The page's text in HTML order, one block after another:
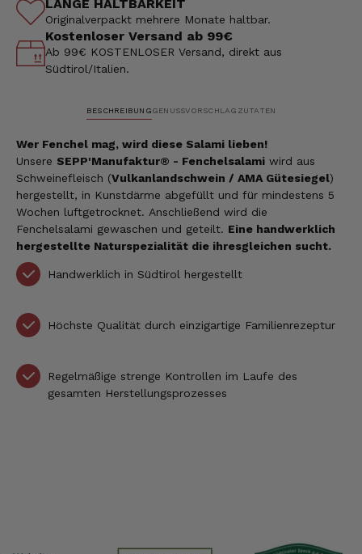
LANGE HALTBARKEIT
Originalverpackt mehrere Monate haltbar.
Kostenloser Versand ab 99€
Ab 99€ KOSTENLOSER Versand, direkt aus
Südtirol/Italien.
BESCHREIBUNGGENUSSVORSCHLAG ZUTATEN
Wer Fenchel mag, wird diese Salami lieben!
Unsere SEPP'Manufaktur® - Fenchelsalami wird aus
Schweinefleisch (Vulkanlandschwein / AMA Gütesiegel)
hergestellt, in Kunstdärme abgefüllt und für mindestens 5
Wochen luftgetrocknet. Anschließend wird die
Fenchelsalami gewaschen und geteilt. Eine handwerklich
hergestellte Naturspezialität die ihresgleichen sucht.
Handwerklich in Südtirol hergestellt
Höchste Qualität durch einzigartige Familienrezeptur
Regelmäßige strenge Kontrollen im Laufe des
gesamten Herstellungsprozesses